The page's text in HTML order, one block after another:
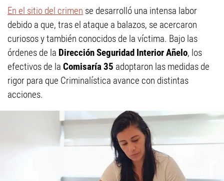
En el sitio del crimen se desarrolló una intensa labor
debido a que, tras el ataque a balazos, se acercaron
curiosos y también conocidos de la víctima. Bajo las
órdenes de la Dirección Seguridad Interior Añelo, los
efectivos de la Comisaría 35 adoptaron las medidas de
rigor para que Criminalística avance con distintas
acciones.